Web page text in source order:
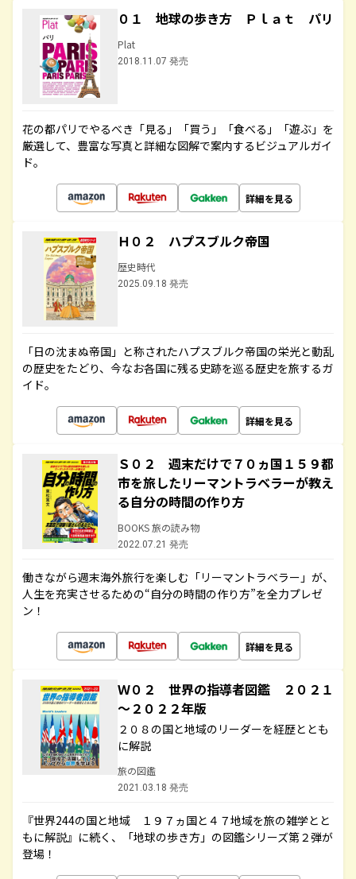
０１ 地球の歩き方 Ｐｌａｔ パリ
Plat
2018.11.07 発売
花の都パリでやるべき「見る」「買う」「食べる」「遊ぶ」を
厳選して、豊富な写真と詳細な図解で案内するビジュアルガイ
ド。
詳細を見る
Ｈ０２ ハプスブルク帝国
歴史時代
2025.09.18 発売
「日の沈まぬ帝国」と称されたハプスブルク帝国の栄光と動乱
の歴史をたどり、今なお各国に残る史跡を巡る歴史を旅するガ
イド。
詳細を見る
Ｓ０２ 週末だけで７０ヵ国１５９都
市を旅したリーマントラベラーが教え
る自分の時間の作り方
BOOKS 旅の読み物
2022.07.21 発売
働きながら週末海外旅行を楽しむ「リーマントラベラー」が、
人生を充実させるための“自分の時間の作り方”を全力プレゼ
ン！
詳細を見る
Ｗ０２ 世界の指導者図鑑 ２０２１
～２０２２年版
２０８の国と地域のリーダーを経歴ととも
に解説
旅の図鑑
2021.03.18 発売
『世界244の国と地域 １９７ヵ国と４７地域を旅の雑学とと
もに解説』に続く、「地球の歩き方」の図鑑シリーズ第２弾が
登場！